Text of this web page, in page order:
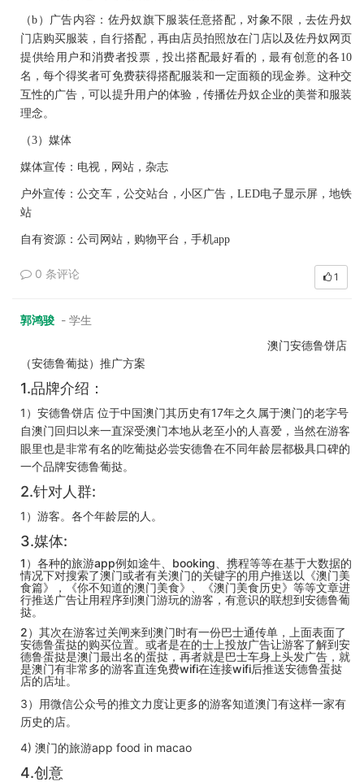
（b） 广告内容：佐丹奴旗下服装任意搭配，对象不限，去佐丹奴
门店购买服装，自行搭配，再由店员拍照放在门店以及佐丹奴网页
提供给用户和消费者投票，投出搭配最好看的，最有创意的各 10
名，每个得奖者可免费获得搭配服装和一定面额的现金券。这种交
互性的广告，可以提升用户的体验，传播佐丹奴企业的美誉和服装
理念。
（3） 媒体
媒体宣传：电视，网站，杂志
户外宣传：公交车，公交站台，小区广告，LED电子显示屏，地铁
站
自有资源：公司网站，购物平台，手机app
0 条评论 1
郭鸿骏 - 学生
澳门安德鲁饼店
（安德鲁葡挞）推广方案
1.品牌介绍：
1）安德鲁饼店 位于中国澳门其历史有17年之久属于澳门的老字号
自澳门回归以来一直深受澳门本地从老至小的人喜爱，当然在游客
眼里也是非常有名的吃葡挞必尝安德鲁在不同年龄层都极具口碑的
一个品牌安德鲁葡挞。
2.针对人群:
1）游客。各个年龄层的人。
3.媒体:
1）各种的旅游app例如途牛、booking、携程等等在基于大数据的
情况下对搜索了澳门或者有关澳门的关键字的用户推送以《澳门美
食篇》，《你不知道的澳门美食》、《澳门美食历史》等等文章进
行推送广告让用程序到澳门游玩的游客，有意识的联想到安德鲁葡
挞。
2）其次在游客过关闸来到澳门时有一份巴士通传单，上面表面了
安德鲁蛋挞的购买位置。或者是在的士上投放广告让游客了解到安
德鲁蛋挞是澳门最出名的蛋挞，再者就是巴士车身上头发广告，就
是澳门有非常多的游客直连免费wifi在连接wifi后推送安德鲁蛋挞
店的店址。
3）用微信公众号的推文力度让更多的游客知道澳门有这样一家有
历史的店。
4) 澳门的旅游app food in macao
4.创意